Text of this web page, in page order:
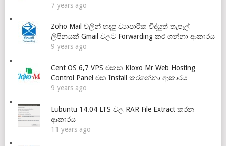
7 years ago
Zoho Mail වලින් හදපු ව්‍යාපාරික විද්යුත් තැපැල්
ලිපිනයක් Gmail වලට Forwarding කර ගන්නා ආකාරය
9 years ago
Cent OS 6,7 VPS එකක Kloxo Mr Web Hosting
Control Panel එක Install කරගන්නා ආකාරය
9 years ago
Lubuntu 14.04 LTS වල RAR File Extract කරන
ආකාරය
11 years ago